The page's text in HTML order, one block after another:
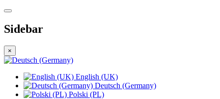
Sidebar
×
English (UK)
Deutsch (Germany)
Polski (PL)